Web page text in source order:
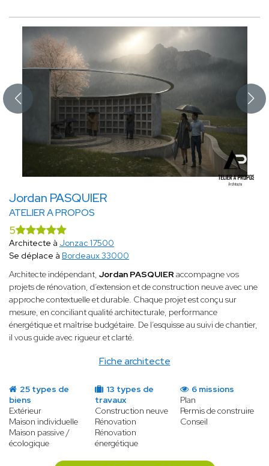
Jordan PASQUIER
ATELIER A PROPOS
Fiche architecte
5
Architecte à Jonzac 17500
Se déplace à Bordeaux 33000
Architecte indépendant, Jordan PASQUIER accompagne vos
projets de rénovation, d’extension et de construction neuve avec une
approche contextuelle et durable. Chaque projet est conçu sur
mesure, en conciliant qualité architecturale, performance
énergétique et maîtrise budgétaire. De l’esquisse au suivi de chantier,
il vous guide avec rigueur et clarté.
25 types de
biens
Extérieur
Maison individuelle
Maison passive /
écologique
13 types de
travaux
Construction neuve
Rénovation
Rénovation
énergétique
6 missions
Plan
Permis de construire
Conseil